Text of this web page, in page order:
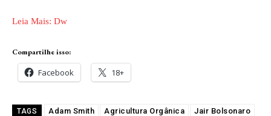
Leia Mais: Dw
Compartilhe isso:
Facebook 18+
TAGS Adam Smith Agricultura Orgânica
Jair Bolsonaro